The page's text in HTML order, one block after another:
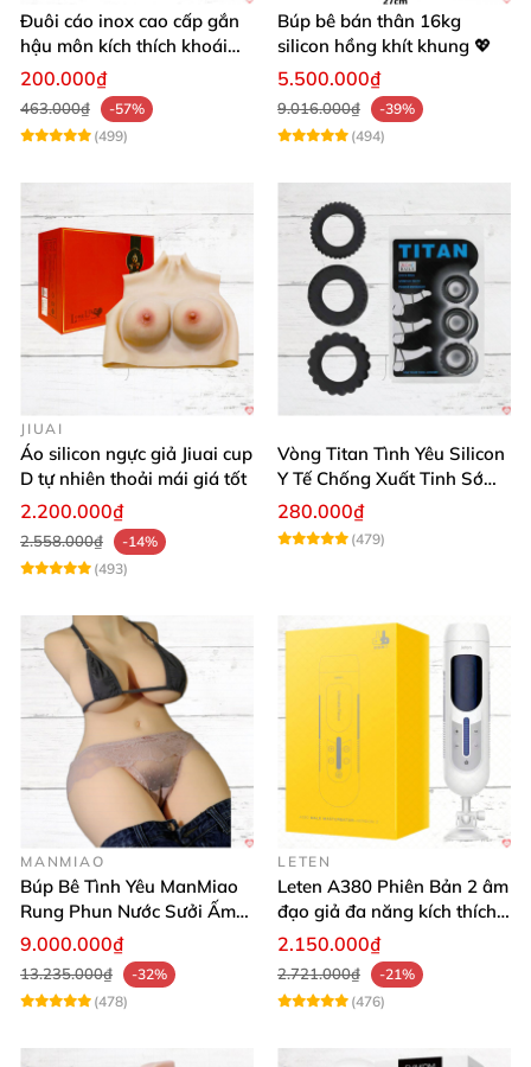
Đuôi cáo inox cao cấp gắn
hậu môn kích thích khoái
cảm
200.000₫
463.000₫
-57%
(499)
Búp bê bán thân 16kg
silicon hồng khít khung 💖
5.500.000₫
9.016.000₫
-39%
(494)
JIUAI
Áo silicon ngực giả Jiuai cup
D tự nhiên thoải mái giá tốt
2.200.000₫
2.558.000₫
-14%
(493)
Vòng Titan Tình Yêu Silicon
Y Tế Chống Xuất Tinh Sớm
Cao Cấp
280.000₫
(479)
MANMIAO
Búp Bê Tình Yêu ManMiao
Rung Phun Nước Sưởi Ấm
Thông Minh
9.000.000₫
13.235.000₫
-32%
(478)
LETEN
Leten A380 Phiên Bản 2 âm
đạo giả đa năng kích thích
cực mạnh
2.150.000₫
2.721.000₫
-21%
(476)